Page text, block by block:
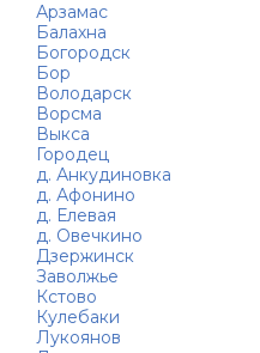
Арзамас
Балахна
Богородск
Бор
Володарск
Ворсма
Выкса
Городец
д. Анкудиновка
д. Афонино
д. Елевая
д. Овечкино
Дзержинск
Заволжье
Кстово
Кулебаки
Лукоянов